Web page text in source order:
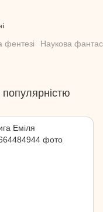
фентезі Наукова